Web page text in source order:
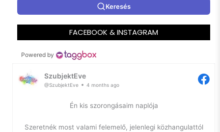
Keresés
FACEBOOK & INSTAGRAM
Powered by
SzubjektEve
@SzubjektEve 4 months ago
Én kis szorongásaim naplója
Szeretnék most valami felemelő, jelenlegi közhangulattól